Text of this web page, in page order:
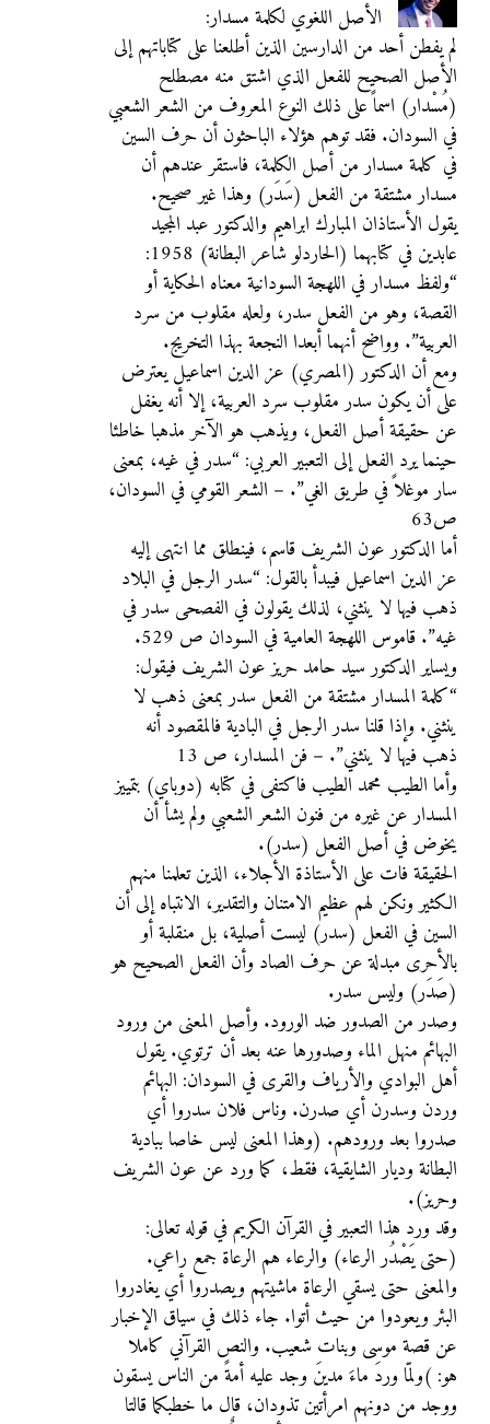
الأصل اللغوي لكلمة مسدار:
لم يفطن أحد من الدارسين الذين أطلعنا على كتاباتهم إلى
الأصل الصحيح للفعل الذي اشتق منه مصطلح
(مُسْدار) اسماً على ذلك النوع المعروف من الشعر الشعبي
في السودان. فقد توهم هؤلاء الباحثون أن حرف السين
في كلمة مسدار من أصل الكلمة، فاستقر عندهم أن
مسدار مشتقة من الفعل (سَدَر) وهذا غير صحيح.
يقول الأستاذان المبارك ابراهيم والدكتور عبد المجيد
عابدين في كتابهما (الحاردلو شاعر البطانة) 1958:
“ولفظ مسدار في اللهجة السودانية معناه الحكاية أو
القصة، وهو من الفعل سدر، ولعله مقلوب من سرد
العربية”. وواضح أنهما أبعدا النجعة بهذا التخريج.
ومع أن الدكتور (المصري) عز الدين اسماعيل يعترض
على أن يكون سدر مقلوب سرد العربية، إلا أنه يغفل
عن حقيقة أصل الفعل، ويذهب هو الآخر مذهبا خاطئا
حينما يرد الفعل إلى التعبير العربي: “سدر في غيه، بمعنى
سار موغلاً في طريق الغي”. – الشعر القومي في السودان،
ص63
أما الدكتور عون الشريف قاسم، فينطلق مما انتهى إليه
عز الدين اسماعيل فيبدأ بالقول: “سدر الرجل في البلاد
ذهب فيها لا ينثني، لذلك يقولون في الفصحى سدر في
غيه”. قاموس اللهجة العامية في السودان ص 529.
ويساير الدكتور سيد حامد حريز عون الشريف فيقول:
“كلمة المسدار مشتقة من الفعل سدر بمعنى ذهب لا
ينثني. وإذا قلنا سدر الرجل في البادية فالمقصود أنه
ذهب فيها لا ينثني”. – فن المسدار، ص 13
وأما الطيب محمد الطيب فاكتفى في كتابه (دوباي) بتمييز
المسدار عن غيره من فنون الشعر الشعبي ولم يشأ أن
يخوض في أصل الفعل (سدر).
الحقيقة فات على الأستاذة الأجلاء، الذين تعلمنا منهم
الكثير ونكن لهم عظيم الامتنان والتقدير، الانتباه إلى أن
السين في الفعل (سدر) ليست أصلية، بل منقلبة أو
بالأحرى مبدلة عن حرف الصاد وأن الفعل الصحيح هو
(صَدَر) وليس سدر.
وصدر من الصدور ضد الورود. وأصل المعنى من ورود
البهائم منهل الماء وصدورها عنه بعد أن ترتوي. يقول
أهل البوادي والأرياف والقرى في السودان: البهائم
وردن وسدرن أي صدرن. وناس فلان سدروا أي
صدروا بعد ورودهم. (وهذا المعنى ليس خاصا ببادية
البطانة وديار الشايقية، فقط، كما ورد عن عون الشريف
وحريز).
وقد ورد هذا التعبير في القرآن الكريم في قوله تعالى:
(حتى يَصْدُر الرعاء) والرعاء هم الرعاة جمع راعي.
والمعنى حتى يسقي الرعاة ماشيتهم ويصدروا أي يغادروا
البئر ويعودوا من حيث أتوا. جاء ذلك في سياق الإخبار
عن قصة موسى وبنات شعيب. والنص القرآني كاملا
هو: )ولمّا وردَ ماءَ مدينَ وجد عليه أمةً من الناس يسقون
ووجد من دونهم امرأتين تذودان، قال ما خطبكما قالتا